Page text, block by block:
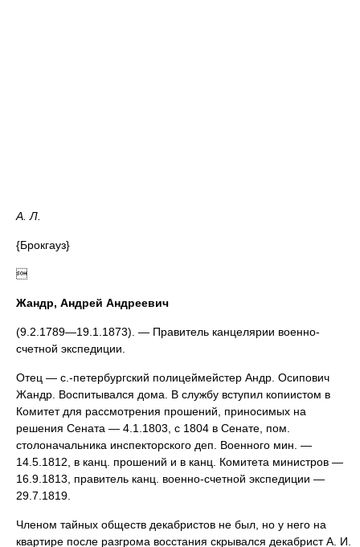
А. Л.
{Брокгауз}

Жандр, Андрей Андреевич
(9.2.1789—19.1.1873). — Правитель канцелярии военно-
счетной экспедиции.
Отец — с.-петербургский полицеймейстер Андр. Осипович
Жандр. Воспитывался дома. В службу вступил копиистом в
Комитет для рассмотрения прошений, приносимых на
решения Сената — 4.1.1803, с 1804 в Сенате, пом.
столоначальника инспекторского деп. Военного мин. —
14.5.1812, в канц. прошений и в канц. Комитета министров —
16.9.1813, правитель канц. военно-счетной экспедиции —
29.7.1819.
Членом тайных обществ декабристов не был, но у него на
квартире после разгрома восстания скрывался декабрист А. И.